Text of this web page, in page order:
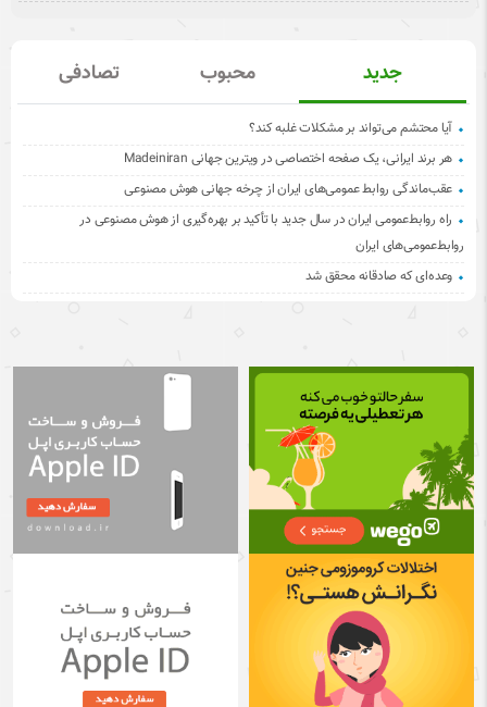
جدید محبوب تصادفی
آیا محتشم می‌تواند بر مشکلات غلبه کند؟
هر برند ایرانی، یک صفحه اختصاصی در ویترین جهانی Madeiniran
عقب‌ماندگی روابط عمومی‌های ایران از چرخه جهانی هوش مصنوعی
راه روابط‌عمومی ایران در سال جدید با تأکید بر بهره‌گیری از هوش مصنوعی در
روابط‌عمومی‌های ایران
وعده‌ای که صادقانه محقق شد